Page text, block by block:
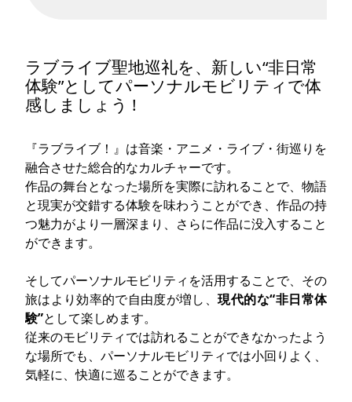
ラブライブ聖地巡礼を、新しい“非日常
体験”としてパーソナルモビリティで体
感しましょう !
『ラブライブ！』は音楽・アニメ・ライブ・街巡りを
融合させた総合的なカルチャーです。
作品の舞台となった場所を実際に訪れることで、物語
と現実が交錯する体験を味わうことができ、作品の持
つ魅力がより一層深まり、さらに作品に没入すること
ができます。
そしてパーソナルモビリティを活用することで、その
旅はより効率的で自由度が増し、 現代的な“非日常体
験”として楽しめます。
従来のモビリティでは訪れることができなかったよう
な場所でも、パーソナルモビリティでは小回りよく、
気軽に、快適に巡ることができます。